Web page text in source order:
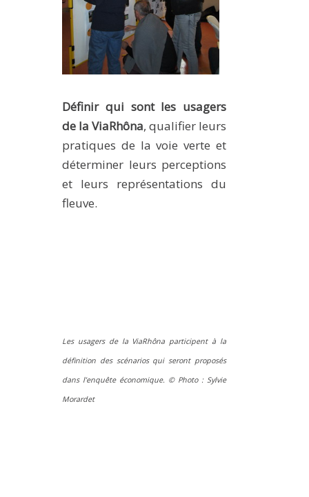
Définir qui sont les usagers
de la ViaRhôna, qualifier leurs
pratiques de la voie verte et
déterminer leurs perceptions
et leurs représentations du
fleuve.
Les usagers de la ViaRhôna participent à la
définition des scénarios qui seront proposés
dans l’enquête économique. © Photo : Sylvie
Morardet